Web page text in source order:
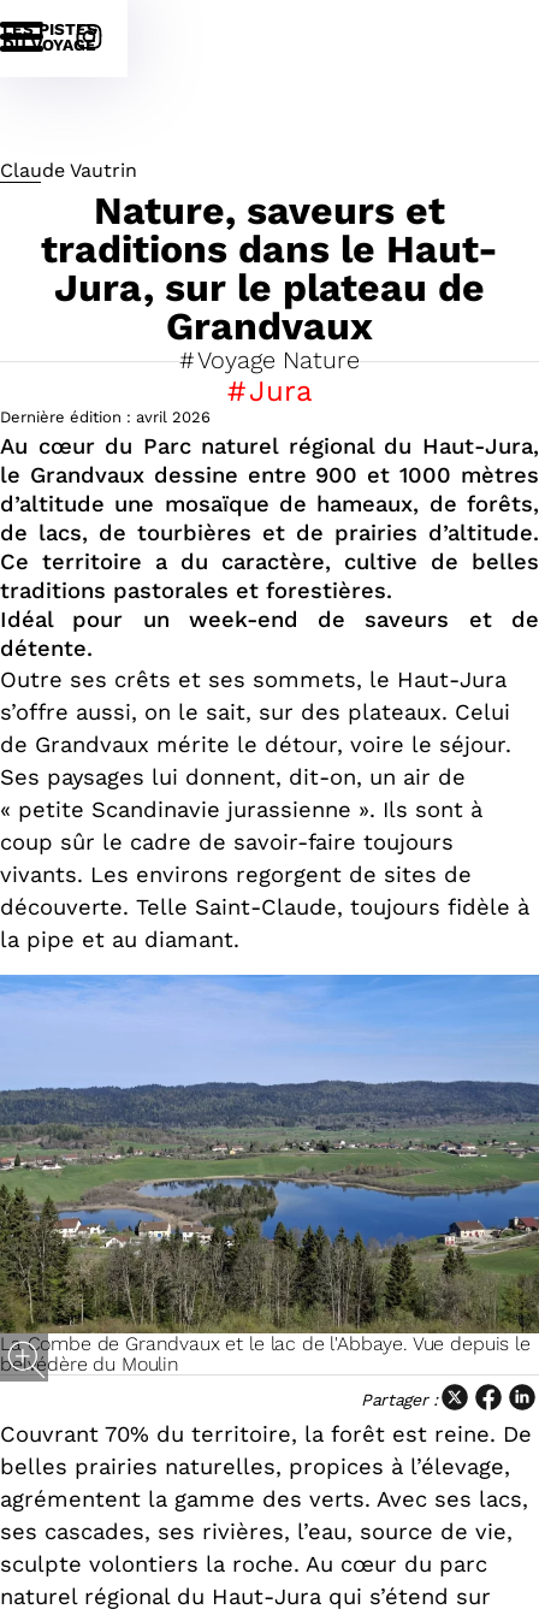
LES PISTES
DU VOYAGE
Claude Vautrin
Nature, saveurs et
traditions dans le Haut-
Jura, sur le plateau de
Grandvaux
Voyage Nature
Jura
Dernière édition : avril 2026
Au cœur du Parc naturel régional du Haut-Jura,
le Grandvaux dessine entre 900 et 1000 mètres
d’altitude une mosaïque de hameaux, de forêts,
de lacs, de tourbières et de prairies d’altitude.
Ce territoire a du caractère, cultive de belles
traditions pastorales et forestières.
Idéal pour un week-end de saveurs et de
détente.
Outre ses crêts et ses sommets, le Haut-Jura
s’offre aussi, on le sait, sur des plateaux. Celui
de Grandvaux mérite le détour, voire le séjour.
Ses paysages lui donnent, dit-on, un air de
« petite Scandinavie jurassienne ». Ils sont à
coup sûr le cadre de savoir-faire toujours
vivants. Les environs regorgent de sites de
découverte. Telle Saint-Claude, toujours fidèle à
la pipe et au diamant.
La Combe de Grandvaux et le lac de l'Abbaye. Vue depuis le
belvédère du Moulin
Partager :
Couvrant 70% du territoire, la forêt est reine. De
belles prairies naturelles, propices à l’élevage,
agrémentent la gamme des verts. Avec ses lacs,
ses cascades, ses rivières, l’eau, source de vie,
sculpte volontiers la roche. Au cœur du parc
naturel régional du Haut-Jura qui s’étend sur